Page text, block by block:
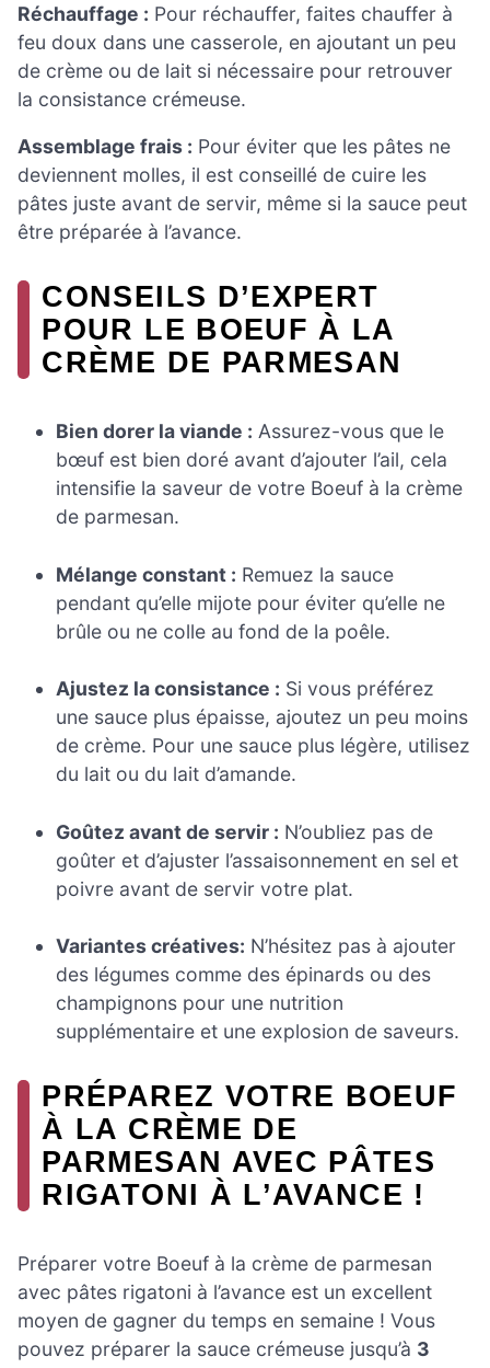
Réchauffage : Pour réchauffer, faites chauffer à
feu doux dans une casserole, en ajoutant un peu
de crème ou de lait si nécessaire pour retrouver
la consistance crémeuse.
Assemblage frais : Pour éviter que les pâtes ne
deviennent molles, il est conseillé de cuire les
pâtes juste avant de servir, même si la sauce peut
être préparée à l’avance.
CONSEILS D’EXPERT
POUR LE BOEUF À LA
CRÈME DE PARMESAN
Bien dorer la viande : Assurez-vous que le
bœuf est bien doré avant d’ajouter l’ail, cela
intensifie la saveur de votre Boeuf à la crème
de parmesan.
Mélange constant : Remuez la sauce
pendant qu’elle mijote pour éviter qu’elle ne
brûle ou ne colle au fond de la poêle.
Ajustez la consistance : Si vous préférez
une sauce plus épaisse, ajoutez un peu moins
de crème. Pour une sauce plus légère, utilisez
du lait ou du lait d’amande.
Goûtez avant de servir : N’oubliez pas de
goûter et d’ajuster l’assaisonnement en sel et
poivre avant de servir votre plat.
Variantes créatives: N’hésitez pas à ajouter
des légumes comme des épinards ou des
champignons pour une nutrition
supplémentaire et une explosion de saveurs.
PRÉPAREZ VOTRE BOEUF
À LA CRÈME DE
PARMESAN AVEC PÂTES
RIGATONI À L’AVANCE !
Préparer votre Boeuf à la crème de parmesan
avec pâtes rigatoni à l’avance est un excellent
moyen de gagner du temps en semaine ! Vous
pouvez préparer la sauce crémeuse jusqu’à 3